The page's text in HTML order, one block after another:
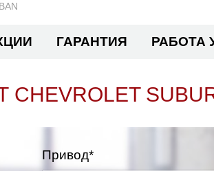
ГАРАНТИЯ РАБОТА
Привод*